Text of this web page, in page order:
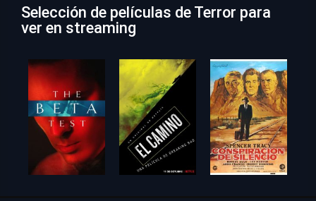
Selección de películas de Terror para
ver en streaming